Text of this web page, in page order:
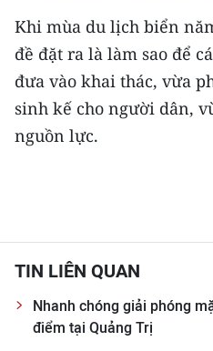
Khi mùa du lịch biển
đề đặt ra là làm sao để
đưa vào khai thác, vừa
sinh kế cho người dân,
nguồn lực.
TIN LIÊN QUAN
Nhanh chóng giải phóng
điểm tại Quảng Trị